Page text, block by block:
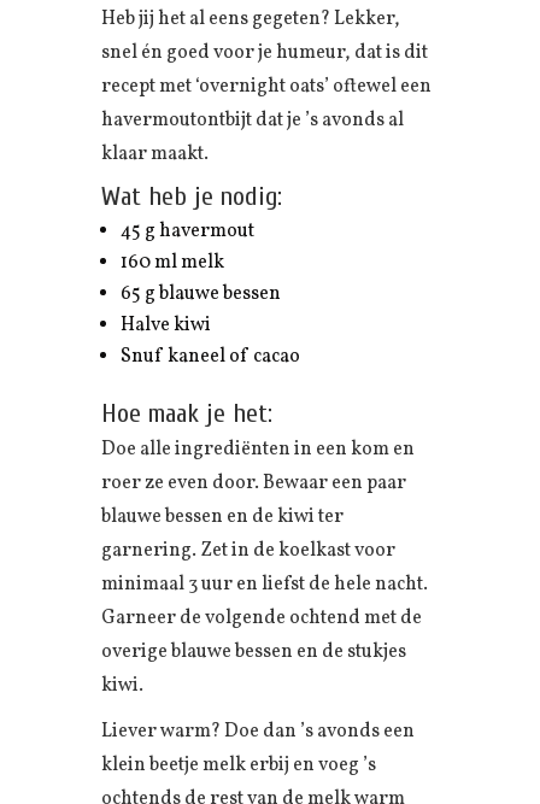
Heb jij het al eens gegeten? Lekker,
snel én goed voor je humeur, dat is dit
recept met ‘overnight oats’ oftewel een
havermoutontbijt dat je ’s avonds al
klaar maakt.
Wat heb je nodig:
45 g havermout
160 ml melk
65 g blauwe bessen
Halve kiwi
Snuf kaneel of cacao
Hoe maak je het:
Doe alle ingrediënten in een kom en
roer ze even door. Bewaar een paar
blauwe bessen en de kiwi ter
garnering. Zet in de koelkast voor
minimaal 3 uur en liefst de hele nacht.
Garneer de volgende ochtend met de
overige blauwe bessen en de stukjes
kiwi.
Liever warm? Doe dan ’s avonds een
klein beetje melk erbij en voeg ’s